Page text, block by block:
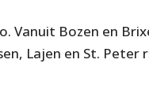
Vanuit Bozen en
Lajen en St.